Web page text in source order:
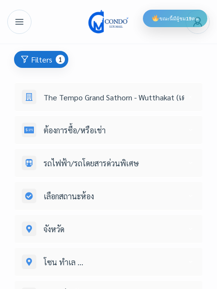
Filters 1
The Tempo Grand Sathorn - Wutthakat (เดอะ เทม
ต้องการซื้อ/หรือเช่า
รถไฟฟ้า/รถโดยสารด่วนพิเศษ
เลือกสถานะห้อง
จังหวัด
โซน ทำเล ...
ขณะนี้มีผู้ชม19คน